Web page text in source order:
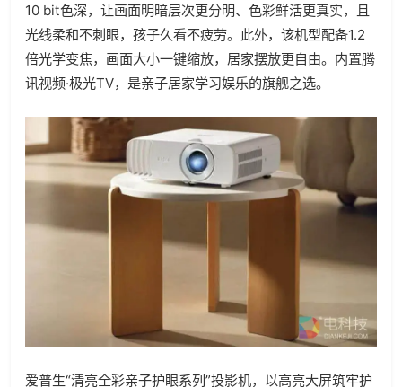
10 bit色深，让画面明暗层次更分明、色彩鲜活更真实，且
光线柔和不刺眼，孩子久看不疲劳。此外，该机型配备1.2
倍光学变焦，画面大小一键缩放，居家摆放更自由。内置腾
讯视频·极光TV，是亲子居家学习娱乐的旗舰之选。
爱普生“清亮全彩亲子护眼系列”投影机，以高亮大屏筑牢护